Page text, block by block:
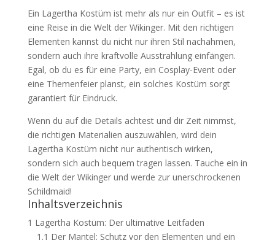
Ein Lagertha Kostüm ist mehr als nur ein Outfit – es ist
eine Reise in die Welt der Wikinger. Mit den richtigen
Elementen kannst du nicht nur ihren Stil nachahmen,
sondern auch ihre kraftvolle Ausstrahlung einfängen.
Egal, ob du es für eine Party, ein Cosplay-Event oder
eine Themenfeier planst, ein solches Kostüm sorgt
garantiert für Eindruck.
Wenn du auf die Details achtest und dir Zeit nimmst,
die richtigen Materialien auszuwählen, wird dein
Lagertha Kostüm nicht nur authentisch wirken,
sondern sich auch bequem tragen lassen. Tauche ein in
die Welt der Wikinger und werde zur unerschrockenen
Schildmaid!
Inhaltsverzeichnis
1 Lagertha Kostüm: Der ultimative Leitfaden
1.1 Der Mantel: Schutz vor den Elementen und ein